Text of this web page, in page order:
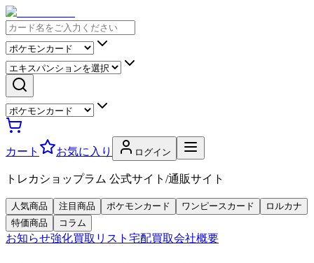
カート お気に入り ログイン
トレカショップラム 公式サイト/通販サイト
人気商品 注目商品 ポケモンカード ワンピースカード
ロルカナ
特価商品
コラム
お知らせ強化買取リスト 宅配買取会社概要